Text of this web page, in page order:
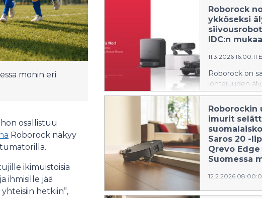
monin eri
osallistuu
Roborock näkyy
ikimuistoisia
ihmisille jää
hetkiin”,
markkinoille
mallistonsa.
Q1 -mallit ovat
valikoiduilta
Roborock
ykköseksi
IDC:n
11.3.2026 16:00:11
Roborock on
johtajuuden
2025, kertoo
Quarterly
Tracker 2025 -
tunnustus
vahvaa
ja globaalia
imurit
Saros 20 -
Qrevo
Suomessa
12.2.2026
Maailman